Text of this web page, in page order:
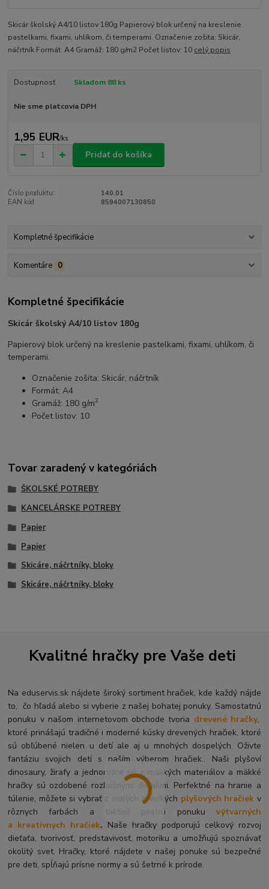
Skicár školský A4/10 listov 180g Papierový blok určený na kreslenie
pastelkami, fixami, uhlíkom, či temperami. Označenie zošita: Skicár,
náčrtník Formát: A4 Gramáž: 180 g/m2 Počet listov: 10 celý popis
Dostupnosť Skladom 88 ks
Nie sme platcovia DPH
1,95 EUR/ks
Pridať do košíka
Číslo produktu:
140.01
EAN kód:
8594007130850
Kompletné špecifikácie
Komentáre 0
Kompletné špecifikácie
Skicár školský A4/10 listov 180g
Papierový blok určený na kreslenie pastelkami, fixami, uhlíkom, či
temperami.
Označenie zošita: Skicár, náčrtník
Formát: A4
Gramáž: 180 g/m2
Počet listov: 10
Tovar zaradený v kategóriách
ŠKOLSKÉ POTREBY
KANCELÁRSKE POTREBY
Papier
Papier
Skicáre, náčrtníky, bloky
Skicáre, náčrtníky, bloky
Kvalitné hračky pre Vaše deti
Na eduservis.sk nájdete široký sortiment hračiek, kde každý nájde
to, čo hľadá alebo si vyberie z našej bohatej ponuky. Samostatnú
ponuku v našom internetovom obchode tvoria drevené hračky,
ktoré prinášajú tradičné i moderné kúsky drevených hračiek, ktoré
sú obľúbené nielen u detí ale aj u mnohých dospelých. Oživte
fantáziu svojich detí s naším výberom hračiek.. Naši plyšoví
dinosaury, žirafy a jednorožce sú z mäkkých materiálov a mäkké
hračky sú ozdobené rozkošnými detailmi. Perfektné na hranie a
túlenie, môžete si vybrať z malých a veľkých plyšových hračiek v
rôznych farbách a taktiež pestrú ponuku výtvarných
a kreatívnych hračiek. Naše hračky podporujú celkový rozvoj
dieťaťa, tvorivosť, predstavivosť, motoriku a umožňujú spoznávať
okolitý svet. Hračky, ktoré nájdete v našej ponuke sú bezpečné
pre deti, spĺňajú prísne normy a sú šetrné k prírode.